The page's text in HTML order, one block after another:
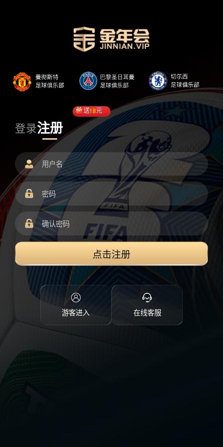
登录注册
送18元
点击注册
游客进入 在线客服